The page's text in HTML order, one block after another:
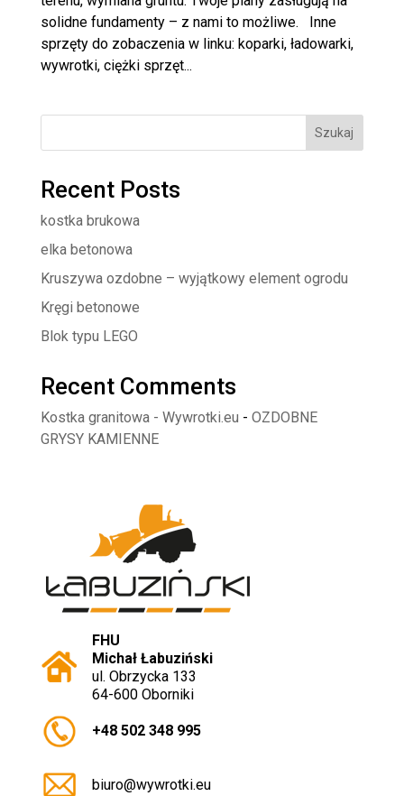
solidne fundamenty – z nami to możliwe. Inne
sprzęty do zobaczenia w linku: koparki, ładowarki,
wywrotki, ciężki sprzęt...
Szukaj
Recent Posts
kostka brukowa
elka betonowa
Kruszywa ozdobne – wyjątkowy element ogrodu
Kręgi betonowe
Blok typu LEGO
Recent Comments
Kostka granitowa - Wywrotki.eu - OZDOBNE
GRYSY KAMIENNE
FHU
Michał Łabuziński
ul. Obrzycka 133
64-600 Oborniki
+48 502 348 995
biuro@wywrotki.eu